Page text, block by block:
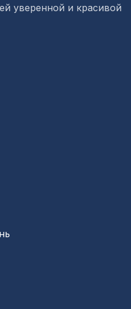
уверенной и красивой